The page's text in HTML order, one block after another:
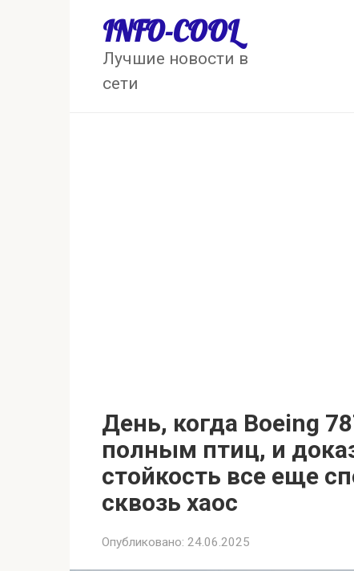
INFO-COOL
Лучшие новости в
сети
День, когда Boeing
полным птиц, и
стойкость все еще
сквозь хаос
Опубликовано: 24.06.2025